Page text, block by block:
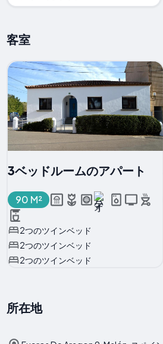
客室
3ベッドルームのアパート
90 M²
2つのツインベッド
2つのツインベッド
2つのツインベッド
所在地